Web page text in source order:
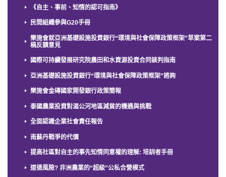
《自主、事前、知情的認可指南》
民間組織參與G20手冊
樂施會就亞洲基礎設施投資銀行“環境與社會保障政策框架”草案第二
稿反饋意見
國際可持續發展研究院農田和水資源投資合同談判指南
亞洲基礎設施投資銀行“環境與社會保障政策框架”諮詢
樂施會金磚國家開發銀行政策簡報
泰國農業投資對湄公河地區減貧的機遇與挑戰
全面認識企業社會責任報告
南蘇丹戰爭的代價
提高社區對自主的事先知情同意權的理解: 培訓者手冊
道德風險? 非洲農業的“超級”公私合營模式